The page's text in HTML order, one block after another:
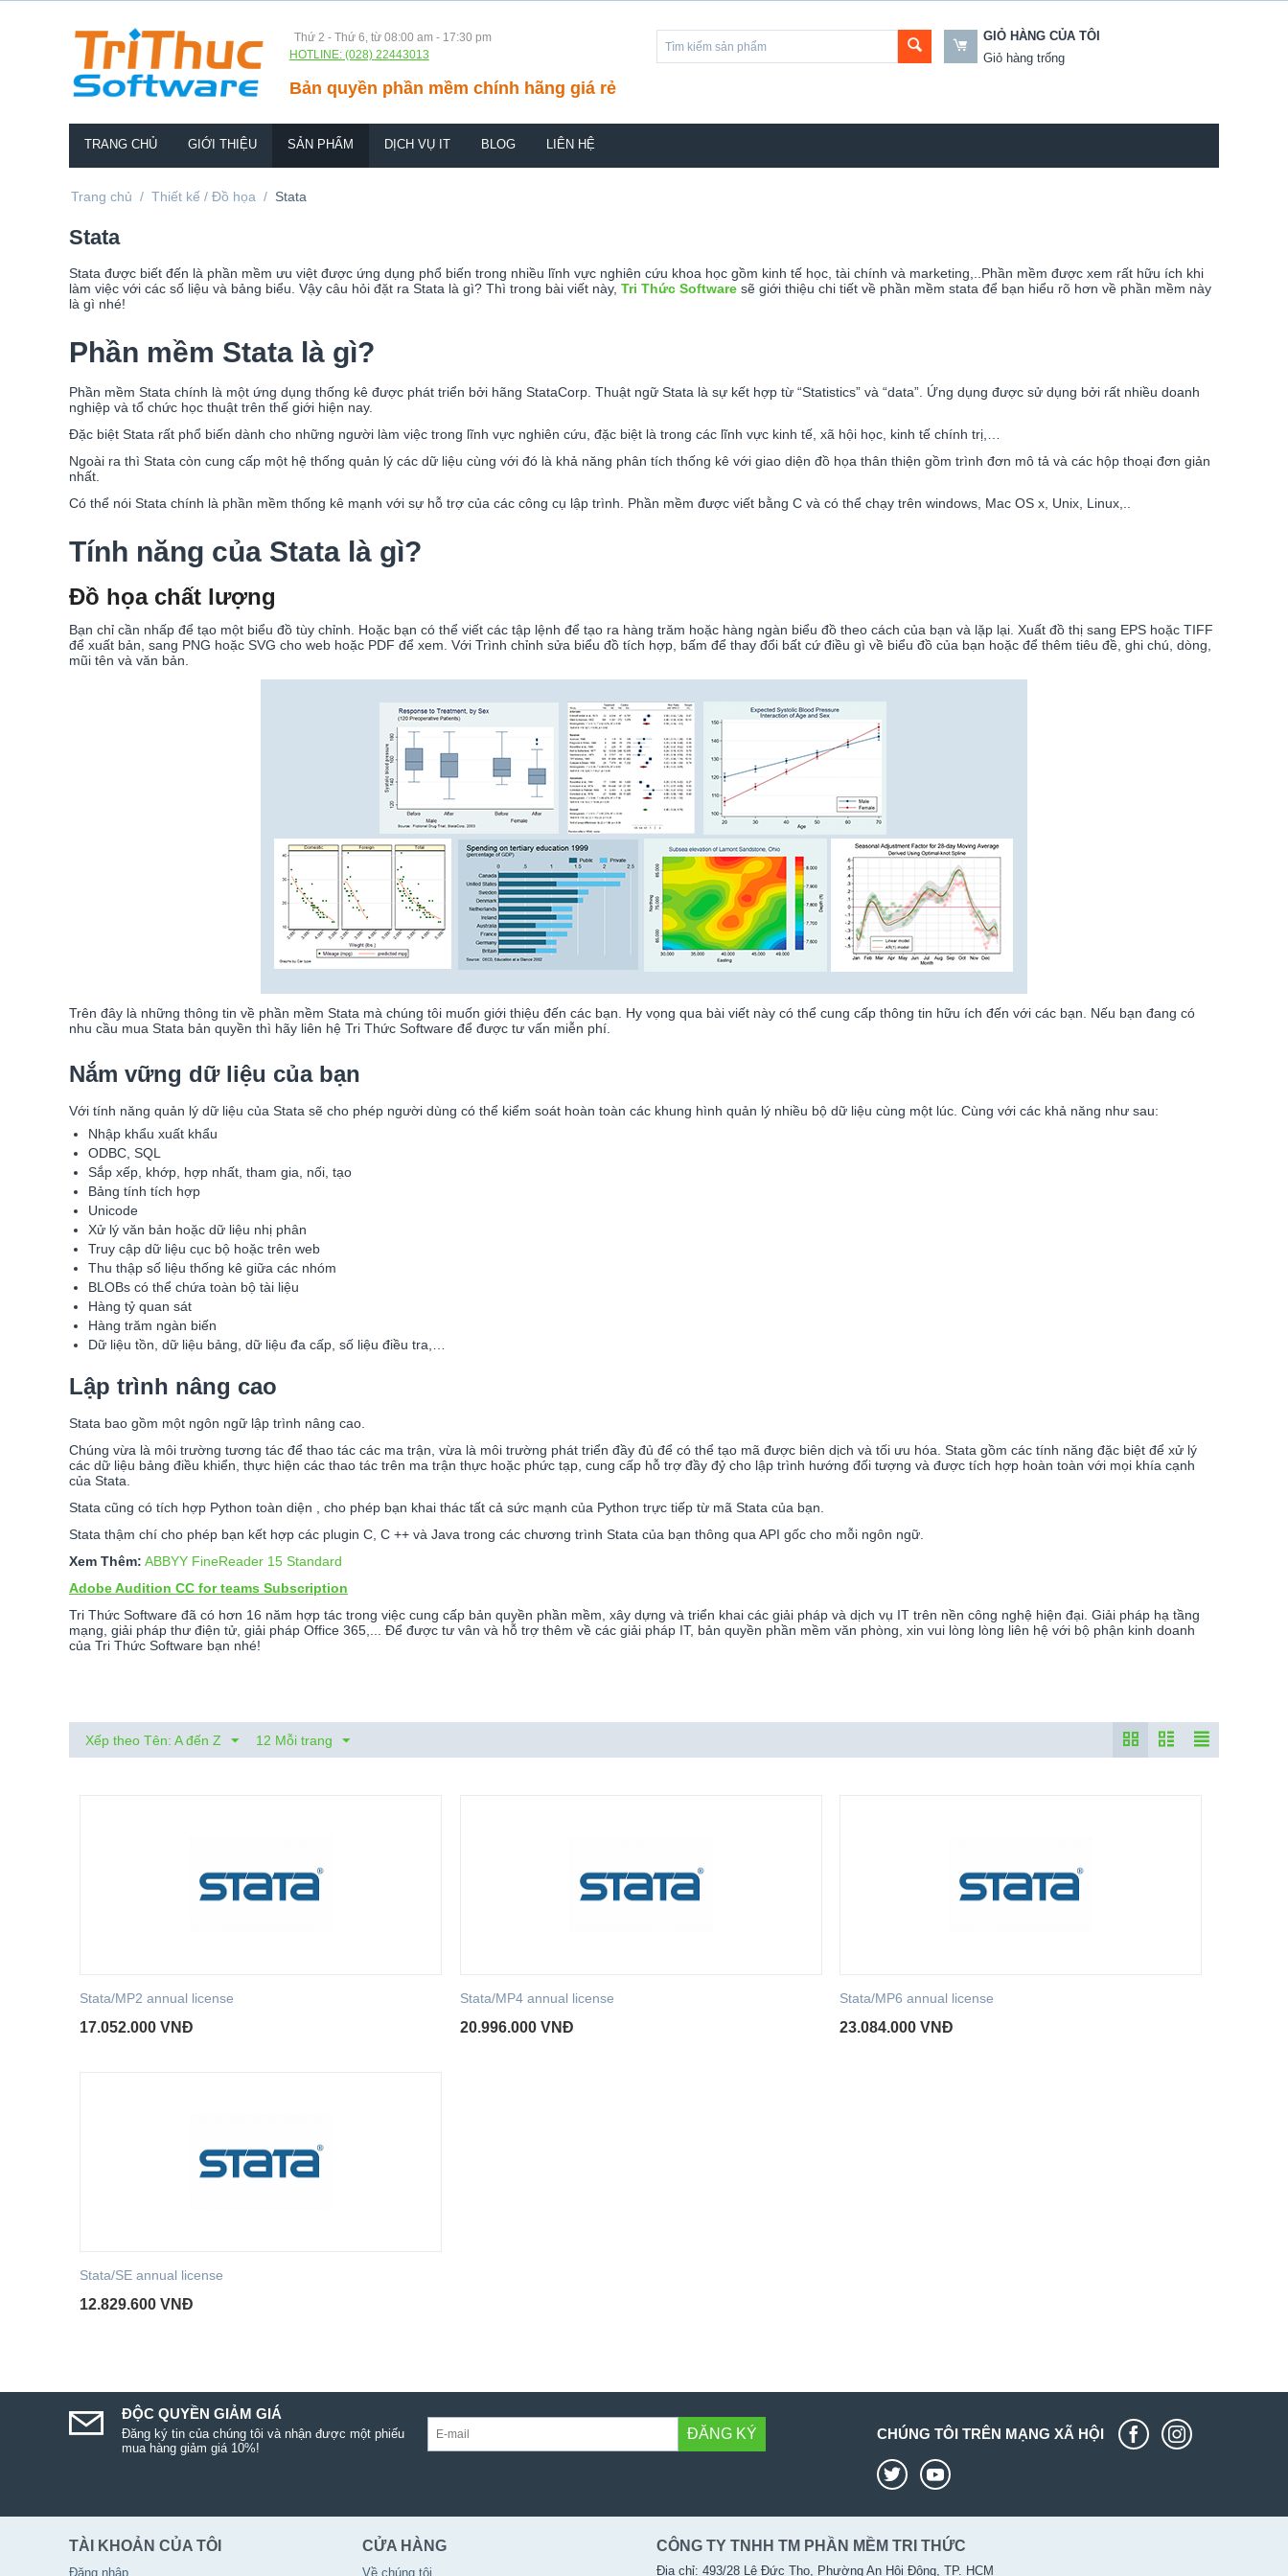
Thứ 2 - Thứ 6, từ 08:00 am - 17:30 pm
HOTLINE: (028) 22443013
Bản quyền phần mềm chính hãng giá rẻ
GIỎ HÀNG CỦA TÔI
Giỏ hàng trống
TRANG CHỦ GIỚI THIỆU SẢN PHẨM DỊCH VỤ IT BLOG LIÊN HỆ
Trang chủ / Thiết kế / Đồ họa / Stata
Stata
Stata được biết đến là phần mềm ưu việt được ứng dụng phổ biến trong nhiều lĩnh vực nghiên cứu khoa học gồm kinh tế học, tài chính và marketing,..Phần mềm được xem rất hữu ích khi
làm việc với các số liệu và bảng biểu. Vậy câu hỏi đặt ra Stata là gì? Thì trong bài viết này, Tri Thức Software sẽ giới thiệu chi tiết về phần mềm stata để bạn hiểu rõ hơn về phần mềm này
là gì nhé!
Phần mềm Stata là gì?
Phần mềm Stata chính là một ứng dụng thống kê được phát triển bởi hãng StataCorp. Thuật ngữ Stata là sự kết hợp từ “Statistics” và “data”. Ứng dụng được sử dụng bởi rất nhiều doanh
nghiệp và tổ chức học thuật trên thế giới hiện nay.
Đặc biệt Stata rất phổ biến dành cho những người làm việc trong lĩnh vực nghiên cứu, đặc biệt là trong các lĩnh vực kinh tế, xã hội học, kinh tế chính trị,…
Ngoài ra thì Stata còn cung cấp một hệ thống quản lý các dữ liệu cùng với đó là khả năng phân tích thống kê với giao diện đồ họa thân thiện gồm trình đơn mô tả và các hộp thoại đơn giản
nhất.
Có thể nói Stata chính là phần mềm thống kê mạnh với sự hỗ trợ của các công cụ lập trình. Phần mềm được viết bằng C và có thể chạy trên windows, Mac OS x, Unix, Linux,..
Tính năng của Stata là gì?
Đồ họa chất lượng
Bạn chỉ cần nhấp để tạo một biểu đồ tùy chỉnh. Hoặc bạn có thể viết các tập lệnh để tạo ra hàng trăm hoặc hàng ngàn biểu đồ theo cách của bạn và lặp lại. Xuất đồ thị sang EPS hoặc TIFF
để xuất bản, sang PNG hoặc SVG cho web hoặc PDF để xem. Với Trình chỉnh sửa biểu đồ tích hợp, bấm để thay đổi bất cứ điều gì về biểu đồ của bạn hoặc để thêm tiêu đề, ghi chú, dòng,
mũi tên và văn bản.
Trên đây là những thông tin về phần mềm Stata mà chúng tôi muốn giới thiệu đến các bạn. Hy vọng qua bài viết này có thể cung cấp thông tin hữu ích đến với các bạn. Nếu bạn đang có
nhu cầu mua Stata bản quyền thì hãy liên hệ Tri Thức Software để được tư vấn miễn phí.
Nắm vững dữ liệu của bạn
Với tính năng quản lý dữ liệu của Stata sẽ cho phép người dùng có thể kiểm soát hoàn toàn các khung hình quản lý nhiều bộ dữ liệu cùng một lúc. Cùng với các khả năng như sau:
Nhập khẩu xuất khẩu
ODBC, SQL
Sắp xếp, khớp, hợp nhất, tham gia, nối, tạo
Bảng tính tích hợp
Unicode
Xử lý văn bản hoặc dữ liệu nhị phân
Truy cập dữ liệu cục bộ hoặc trên web
Thu thập số liệu thống kê giữa các nhóm
BLOBs có thể chứa toàn bộ tài liệu
Hàng tỷ quan sát
Hàng trăm ngàn biến
Dữ liệu tồn, dữ liệu bảng, dữ liệu đa cấp, số liệu điều tra,…
Lập trình nâng cao
Stata bao gồm một ngôn ngữ lập trình nâng cao.
Chúng vừa là môi trường tương tác để thao tác các ma trận, vừa là môi trường phát triển đầy đủ để có thể tạo mã được biên dịch và tối ưu hóa. Stata gồm các tính năng đặc biệt để xử lý
các dữ liệu bảng điều khiển, thực hiện các thao tác trên ma trận thực hoặc phức tạp, cung cấp hỗ trợ đầy đỷ cho lập trình hướng đối tượng và được tích hợp hoàn toàn với mọi khía cạnh
của Stata.
Stata cũng có tích hợp Python toàn diện , cho phép bạn khai thác tất cả sức mạnh của Python trực tiếp từ mã Stata của bạn.
Stata thậm chí cho phép bạn kết hợp các plugin C, C ++ và Java trong các chương trình Stata của bạn thông qua API gốc cho mỗi ngôn ngữ.
Xem Thêm: ABBYY FineReader 15 Standard
Adobe Audition CC for teams Subscription
Tri Thức Software đã có hơn 16 năm hợp tác trong việc cung cấp bản quyền phần mềm, xây dựng và triển khai các giải pháp và dịch vụ IT trên nền công nghệ hiện đại. Giải pháp hạ tầng
mạng, giải pháp thư điện tử, giải pháp Office 365,... Để được tư vân và hỗ trợ thêm về các giải pháp IT, bản quyền phần mềm văn phòng, xin vui lòng lòng liên hệ với bộ phận kinh doanh
của Tri Thức Software bạn nhé!
Xếp theo Tên: A đến Z 12 Mỗi trang
Stata/MP2 annual license
17.052.000 VNĐ
Stata/MP4 annual license
20.996.000 VNĐ
Stata/MP6 annual license
23.084.000 VNĐ
Stata/SE annual license
12.829.600 VNĐ
ĐỘC QUYỀN GIẢM GIÁ
Đăng ký tin của chúng tôi và nhận được một phiếu
mua hàng giảm giá 10%!
ĐĂNG KÝ CHÚNG TÔI TRÊN MẠNG XÃ HỘI
TÀI KHOẢN CỦA TÔI
Đăng nhập
CỬA HÀNG
Về chúng tôi
CÔNG TY TNHH TM PHẦN MỀM TRI THỨC
Địa chỉ: 493/28 Lê Đức Thọ, Phường An Hội Đông, TP. HCM